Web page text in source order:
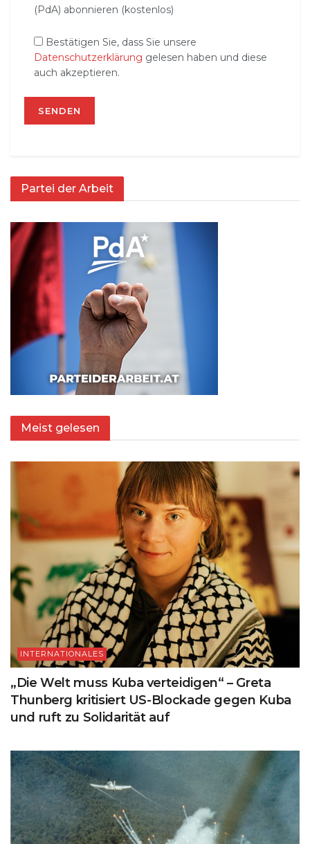
(PdA) abonnieren (kostenlos)
Bestätigen Sie, dass Sie unsere
Datenschutzerklärung gelesen haben und diese
auch akzeptieren.
Partei der Arbeit
Meist gelesen
INTERNATIONALES
„Die Welt muss Kuba verteidigen“ – Greta
Thunberg kritisiert US-Blockade gegen Kuba
und ruft zu Solidarität auf